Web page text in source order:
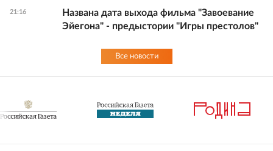
21:16
Названа дата выхода фильма "Завоевание
Эйегона" - предыстории "Игры престолов"
Все новости